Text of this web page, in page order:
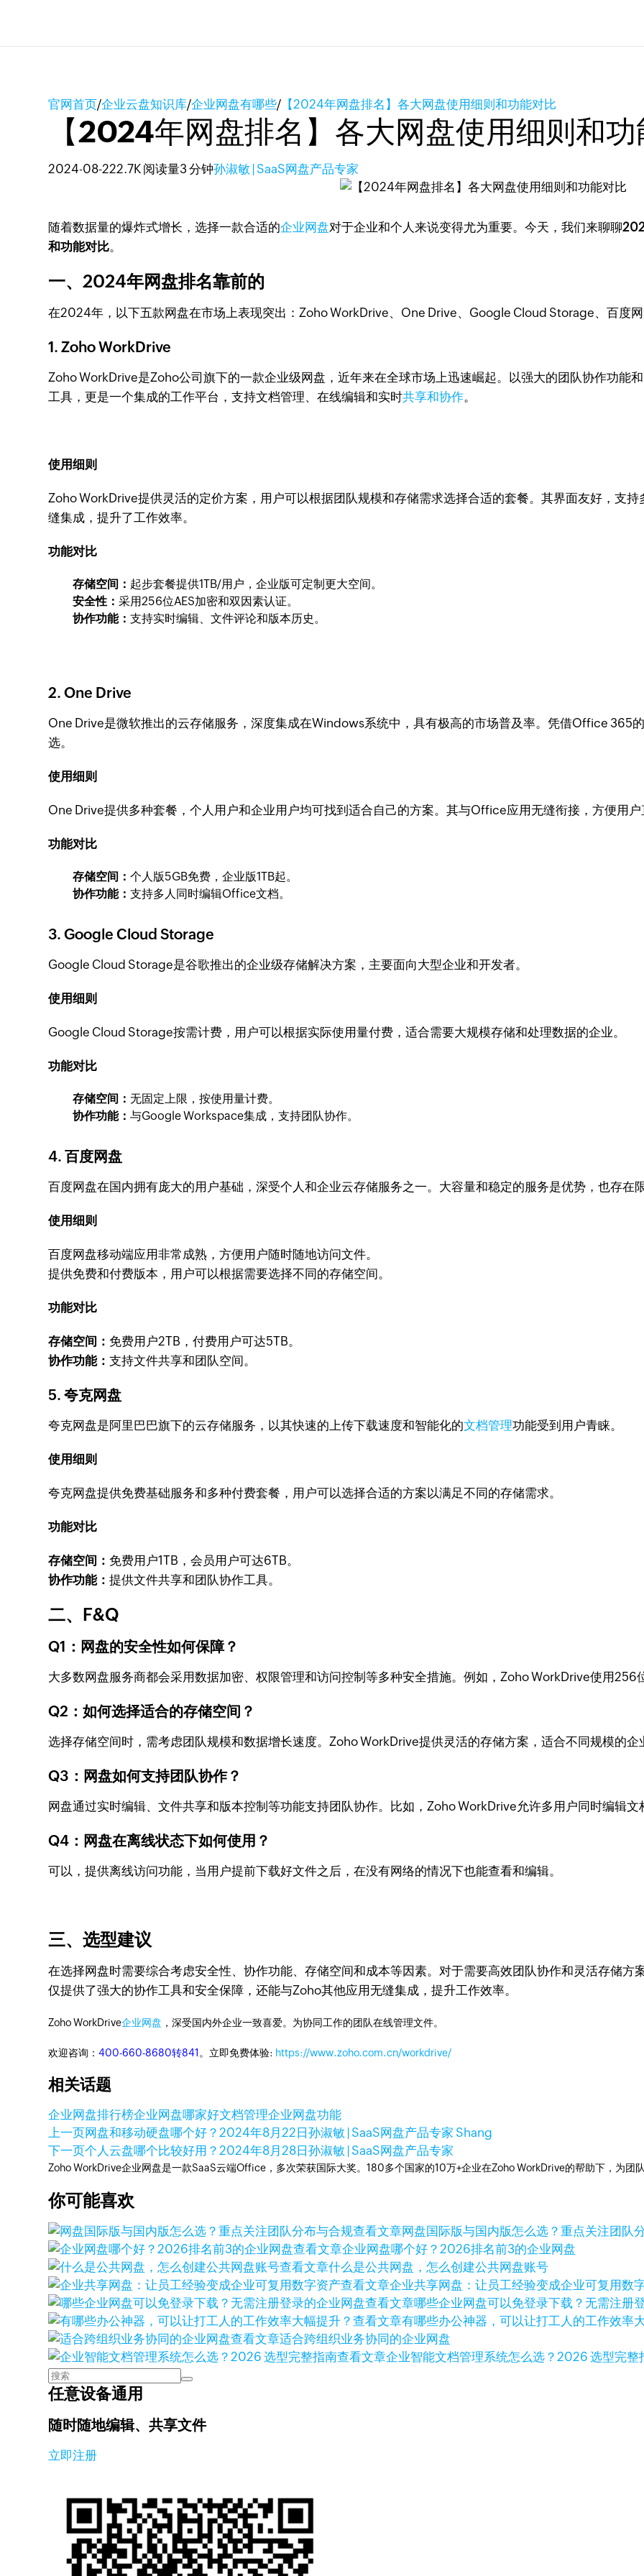
官网首页/企业云盘知识库/企业网盘有哪些/ 【2024年网盘排名】各大网盘使用细则和功能对比
【2024年网盘排名】各大网盘使用细则和
2024-08-222.7K 阅读量3 分钟孙淑敏 | SaaS网盘产品专家
随着数据量的爆炸式增长，选择一款合适的企业网盘对于企业和个人来说变得尤为重要。今天，我们来聊聊
和功能对比。
一、2024年网盘排名靠前的
在2024年，以下五款网盘在市场上表现突出：Zoho WorkDrive、One Drive、Google Cloud Storage、百度
1. Zoho WorkDrive
Zoho WorkDrive是Zoho公司旗下的一款企业级网盘，近年来在全球市场上迅速崛起。以强大的团队协作功能
工具，更是一个集成的工作平台，支持文档管理、在线编辑和实时共享和协作。
使用细则
Zoho WorkDrive提供灵活的定价方案，用户可以根据团队规模和存储需求选择合适的套餐。其界面友好，支
缝集成，提升了工作效率。
功能对比
存储空间： 起步套餐提供1TB/用户，企业版可定制更大空间。
安全性：采用256位AES加密和双因素认证。
协作功能：支持实时编辑、文件评论和版本历史。
2. One Drive
One Drive是微软推出的云存储服务，深度集成在Windows系统中，具有极高的市场普及率。凭借Office 365
选。
使用细则
One Drive提供多种套餐，个人用户和企业用户均可找到适合自己的方案。其与Office应用无缝衔接，方便用户
功能对比
存储空间：个人版5GB免费，企业版1TB起。
协作功能：支持多人同时编辑Office文档。
3. Google Cloud Storage
Google Cloud Storage是谷歌推出的企业级存储解决方案，主要面向大型企业和开发者。
使用细则
Google Cloud Storage按需计费，用户可以根据实际使用量付费，适合需要大规模存储和处理数据的企业。
功能对比
存储空间：无固定上限，按使用量计费。
协作功能：与Google Workspace集成，支持团队协作。
4. 百度网盘
百度网盘在国内拥有庞大的用户基础，深受个人和企业云存储服务之一。大容量和稳定的服务是优势，也存在
使用细则
百度网盘移动端应用非常成熟，方便用户随时随地访问文件。
提供免费和付费版本，用户可以根据需要选择不同的存储空间。
功能对比
存储空间：免费用户2TB，付费用户可达5TB。
协作功能：支持文件共享和团队空间。
5. 夸克网盘
夸克网盘是阿里巴巴旗下的云存储服务，以其快速的上传下载速度和智能化的文档管理功能受到用户青睐。
使用细则
夸克网盘提供免费基础服务和多种付费套餐，用户可以选择合适的方案以满足不同的存储需求。
功能对比
存储空间：免费用户1TB，会员用户可达6TB。
协作功能：提供文件共享和团队协作工具。
二、F&Q
Q1：网盘的安全性如何保障？
大多数网盘服务商都会采用数据加密、权限管理和访问控制等多种安全措施。例如，Zoho WorkDrive使用256
Q2：如何选择适合的存储空间？
选择存储空间时，需考虑团队规模和数据增长速度。Zoho WorkDrive提供灵活的存储方案，适合不同规模的企
Q3：网盘如何支持团队协作？
网盘通过实时编辑、文件共享和版本控制等功能支持团队协作。比如，Zoho WorkDrive允许多用户同时编辑文
Q4：网盘在离线状态下如何使用？
可以，提供离线访问功能，当用户提前下载好文件之后，在没有网络的情况下也能查看和编辑。
三、选型建议
在选择网盘时需要综合考虑安全性、协作功能、存储空间和成本等因素。对于需要高效团队协作和灵活存储
仅提供了强大的协作工具和安全保障，还能与Zoho其他应用无缝集成，提升工作效率。
Zoho WorkDrive企业网盘 ，深受国内外企业一致喜爱。为协同工作的团队在线管理文件。
欢迎咨询：400-660-8680转841 。立即免费体验: https://www.zoho.com.cn/workdrive/
相关话题
企业网盘排行榜企业网盘哪家好文档管理企业网盘功能
上一页网盘和移动硬盘哪个好？2024年8月22日孙淑敏 | SaaS网盘产品专家 Shang
下一页个人云盘哪个比较好用？2024年8月28日孙淑敏 | SaaS网盘产品专家
Zoho WorkDrive企业网盘是一款SaaS云端Office，多次荣获国际大奖。180多个国家的10万+企业在Zoho WorkDrive的帮助下，为团
你可能喜欢
查看文章网盘国际版与国内版怎么选？重点关注团队
查看文章企业网盘哪个好？2026排名前3的企业网盘
查看文章什么是公共网盘，怎么创建公共网盘账号
查看文章企业共享网盘：让员工经验变成企业可复用数
查看文章哪些企业网盘可以免登录下载？无需注册
查看文章有哪些办公神器，可以让打工人的工作效率
查看文章适合跨组织业务协同的企业网盘
查看文章企业智能文档管理系统怎么选？2026 选型完整
任意设备通用
随时随地编辑、共享文件
立即注册